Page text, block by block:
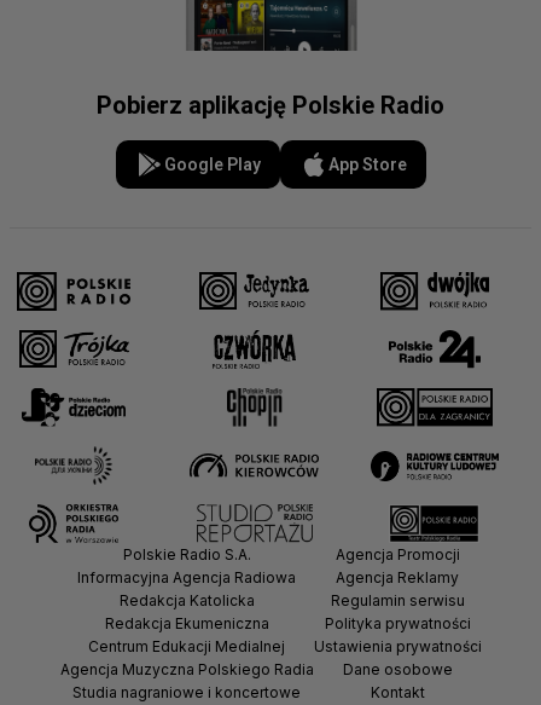
Pobierz aplikację Polskie Radio
Google Play App Store
Polskie Radio S.A.
Informacyjna Agencja Radiowa
Redakcja Katolicka
Redakcja Ekumeniczna
Centrum Edukacji Medialnej
Agencja Muzyczna Polskiego Radia
Studia nagraniowe i koncertowe
Agencja Promocji
Agencja Reklamy
Regulamin serwisu
Polityka prywatności
Ustawienia prywatności
Dane osobowe
Kontakt